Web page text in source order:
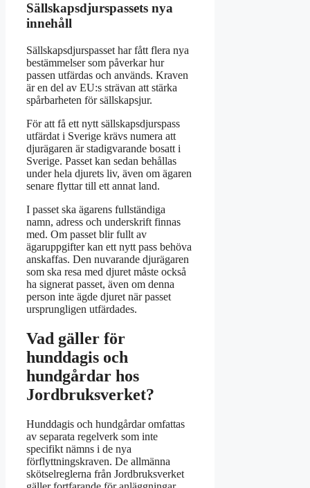
Sällskapsdjurspassets nya
innehåll
Sällskapsdjurspasset har fått flera nya
bestämmelser som påverkar hur
passen utfärdas och används. Kraven
är en del av EU:s strävan att stärka
spårbarheten för sällskapsjur.
För att få ett nytt sällskapsdjurspass
utfärdat i Sverige krävs numera att
djurägaren är stadigvarande bosatt i
Sverige. Passet kan sedan behållas
under hela djurets liv, även om ägaren
senare flyttar till ett annat land.
I passet ska ägarens fullständiga
namn, adress och underskrift finnas
med. Om passet blir fullt av
ägaruppgifter kan ett nytt pass behöva
anskaffas. Den nuvarande djurägaren
som ska resa med djuret måste också
ha signerat passet, även om denna
person inte ägde djuret när passet
ursprungligen utfärdades.
Vad gäller för
hunddagis och
hundgårdar hos
Jordbruksverket?
Hunddagis och hundgårdar omfattas
av separata regelverk som inte
specifikt nämns i de nya
förflyttningskraven. De allmänna
skötselreglerna från Jordbruksverket